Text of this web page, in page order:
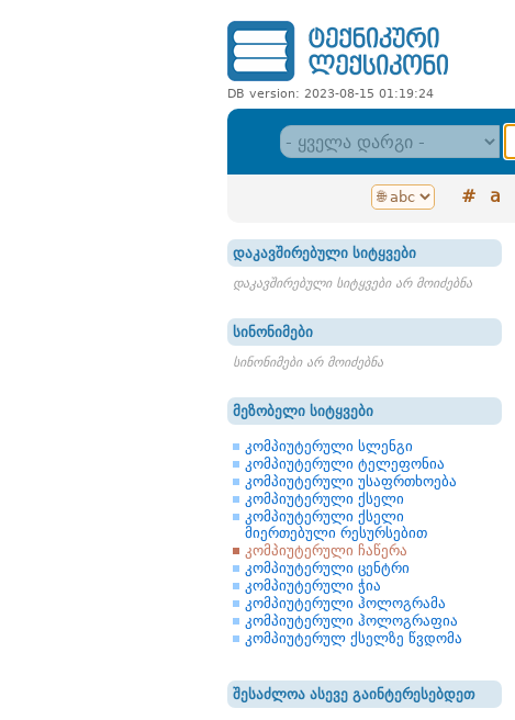
DB version: 2023-08-15 01:19:24
# a
დაკავშირებული სიტყვები
დაკავშირებული სიტყვები არ მოიძებნა
სინონიმები
სინონიმები არ მოიძებნა
მეზობელი სიტყვები
კომპიუტერული სლენგი
კომპიუტერული ტელეფონია
კომპიუტერული უსაფრთხოება
კომპიუტერული ქსელი
კომპიუტერული ქსელი
მიერთებული რესურსებით
კომპიუტერული ჩაწერა
კომპიუტერული ცენტრი
კომპიუტერული ჭია
კომპიუტერული ჰოლოგრამა
კომპიუტერული ჰოლოგრაფია
კომპიუტერულ ქსელზე წვდომა
შესაძლოა ასევე გაინტერესებდეთ